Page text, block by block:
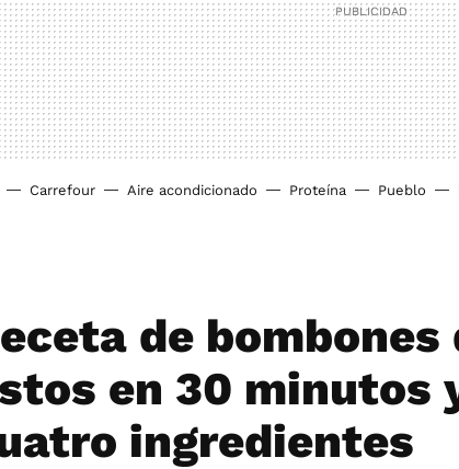
Carrefour Aire acondicionado Proteína Pueblo
de
en 30 minutos
ingredientes